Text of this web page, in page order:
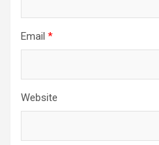
Email *
Website